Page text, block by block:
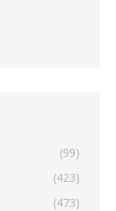
(99)
(423)
(473)